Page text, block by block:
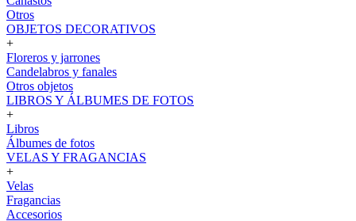
Otros
OBJETOS DECORATIVOS
+
Floreros y jarrones
Candelabros y fanales
Otros objetos
LIBROS Y ÁLBUMES DE FOTOS
+
Libros
Álbumes de fotos
VELAS Y FRAGANCIAS
+
Velas
Fragancias
Accesorios